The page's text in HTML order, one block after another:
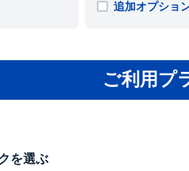
追加オプショ
ご利用プ
を選ぶ